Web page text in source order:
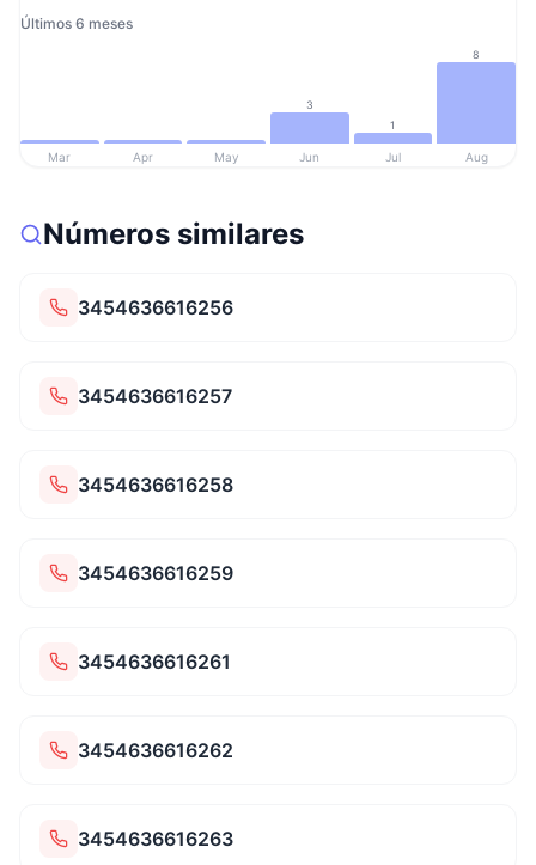
Últimos 6 meses
3
1
8
Mar Apr May Jun Jul Aug
Números similares
3454636616256
3454636616257
3454636616258
3454636616259
3454636616261
3454636616262
3454636616263